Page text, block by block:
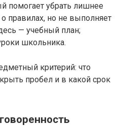
помогает убрать лишнее
о правилах, но не выполняет
— учебный план;
школьника.
критерий: что
пробел и в какой срок